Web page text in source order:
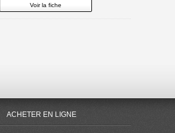
Voir la fiche
ACHETER EN LIGNE